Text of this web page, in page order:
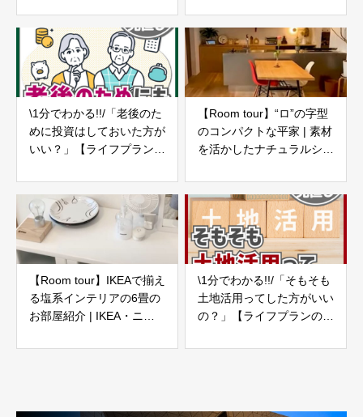
\1分でわかる!!/「老後のた
めに投資はしておいた方が
いい？」【ライフプランの
【Room tour】“ロ”の字型
のコンパクトな平家 | 素材
を活かしたナチュラルシン
【Room tour】IKEAで揃え
る塩系インテリアの6畳の
お部屋紹介 | IKEA・ニト
\1分でわかる!!/「そもそも
土地活用ってした方がいい
の？」【ライフプランの見